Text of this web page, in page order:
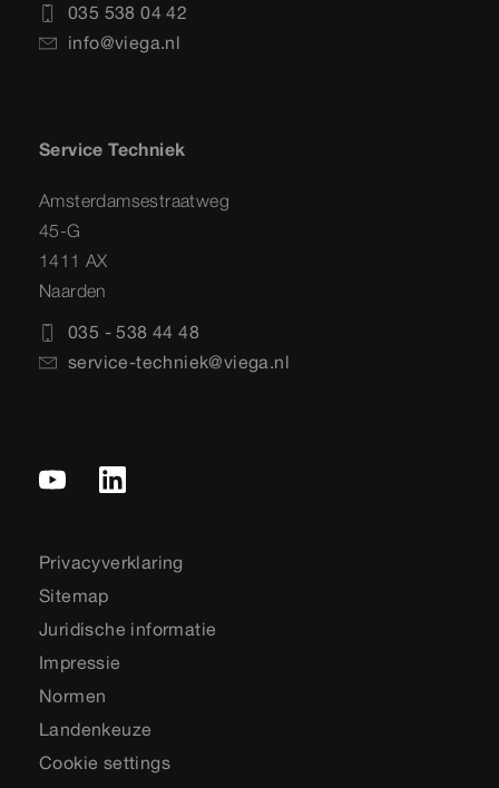
035 538 04 42
info@viega.nl
Service Techniek
Amsterdamsestraatweg
45-G
1411 AX
Naarden
035 - 538 44 48
service-techniek@viega.nl
Privacyverklaring
Sitemap
Juridische informatie
Impressie
Normen
Landenkeuze
Cookie settings